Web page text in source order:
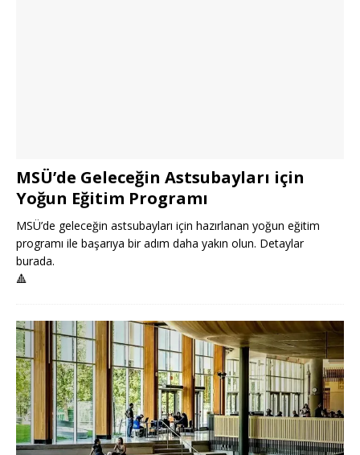
MSÜ’de Geleceğin Astsubayları için
Yoğun Eğitim Programı
MSÜ’de geleceğin astsubayları için hazırlanan yoğun eğitim
programı ile başarıya bir adım daha yakın olun. Detaylar
burada.
🔺